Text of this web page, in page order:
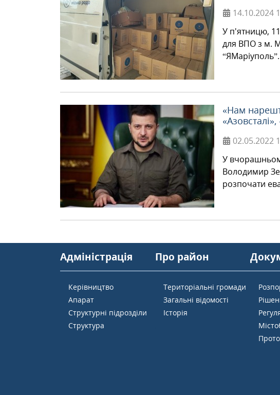
14.10.2024
У п'ятницю,
для ВПО з м.
“ЯМаріуполь”.
«Нам
02.05.2022
У
Володимир
розпочати
Адміністрація
Керівництво
Апарат
Структурні підрозділи
Структура
Про район
Територіальні громади
Загальні відомості
Історія